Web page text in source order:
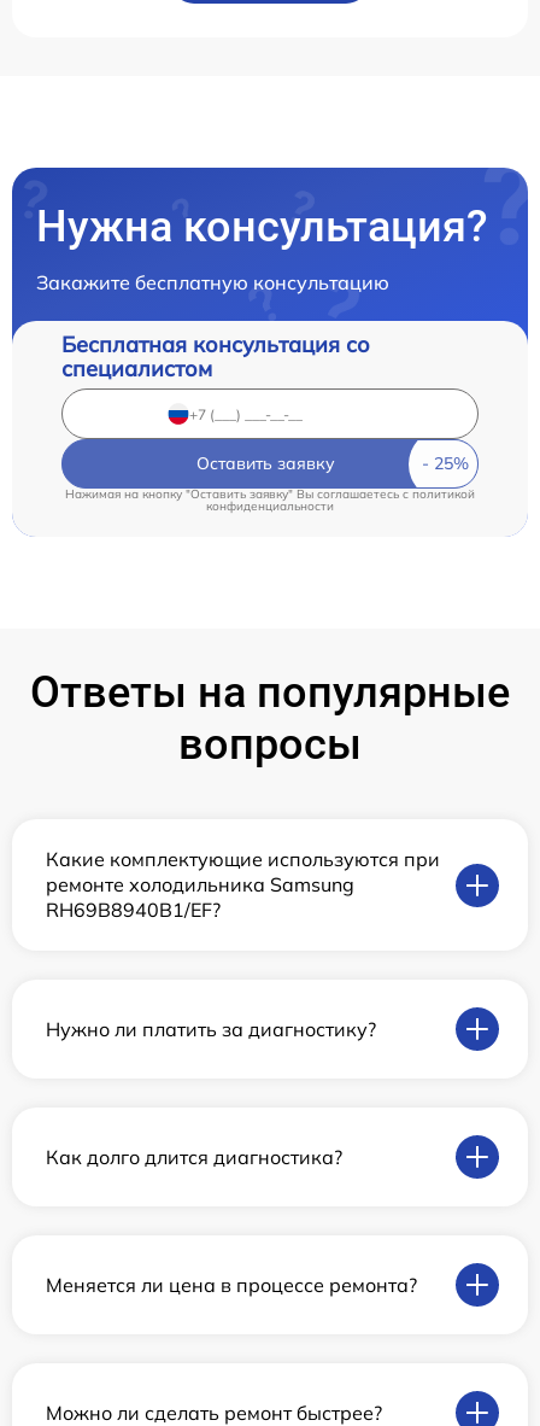
Нужна консультация?
Закажите бесплатную консультацию
Бесплатная консультация со
специалистом
Оставить заявку
Нажимая на кнопку "Оставить заявку" Вы соглашаетесь c политикой
конфиденциальности
Ответы на популярные
вопросы
Какие комплектующие используются при
ремонте холодильника Samsung
RH69B8940B1/EF?
Нужно ли платить за диагностику?
Как долго длится диагностика?
Меняется ли цена в процессе ремонта?
Можно ли сделать ремонт быстрее?